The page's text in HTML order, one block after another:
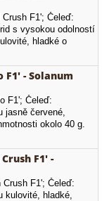
F1'; Čeleď:
s vysokou odolností
hladké o
zejména pro
chuť a aroma.
- Solanum
F1'; Čeleď:
jasně červené,
okolo 40 g.
odolností k plísni,
nesou až 30
F1' -
F1'; Čeleď:
kulovité, hladké,